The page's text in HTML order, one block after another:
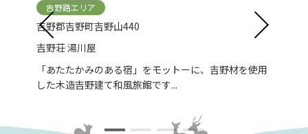
吉野路エリア
吉野郡吉野町吉野山440
吉野荘 湯川屋
「あたたかみのある宿」をモットーに、吉野材を使用
した木造吉野建て和風旅館です...